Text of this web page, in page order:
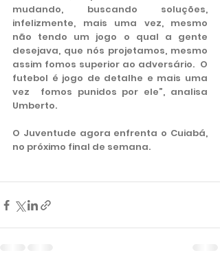
mudando, buscando soluções,
infelizmente, mais uma vez, mesmo
não tendo um jogo o qual a gente
desejava, que nós projetamos, mesmo
assim fomos superior ao adversário.  O
futebol é jogo de detalhe e mais uma
vez  fomos punidos por ele”, analisa
Umberto.
O Juventude agora enfrenta o Cuiabá,
no próximo final de semana.